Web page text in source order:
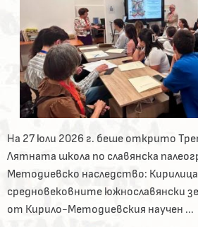
На 27 юли 2026 г. беше открито
Лятната школа по славянска
Методиевско наследство:
средновековните южнославянски
от Кирило-Методиевския научен ...